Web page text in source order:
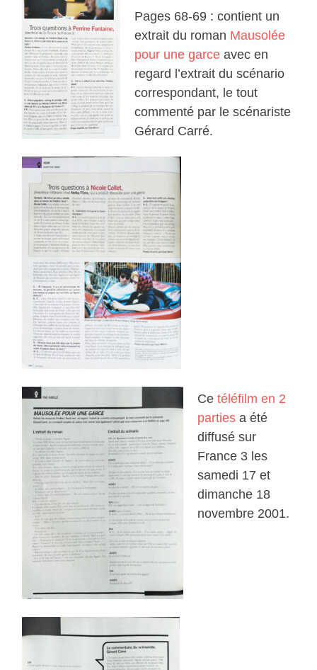
Pages 68-69 : contient un
extrait du roman Mausolée
pour une garce avec en
regard l’extrait du scénario
correspondant, le tout
commenté par le scénariste
Gérard Carré.
Cetéléfilm en 2
parties a été
diffusé sur
France 3 les
samedi 17 et
dimanche 18
novembre 2001.